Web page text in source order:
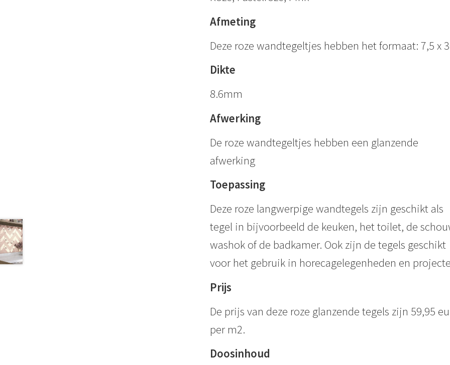
Afmeting
Deze roze wandtegeltjes hebben het formaat: 7,5 x
Dikte
8.6mm
Afwerking
De roze wandtegeltjes hebben een glanzende
afwerking
Toepassing
Deze roze langwerpige wandtegels zijn geschikt als
tegel in bijvoorbeeld de keuken, het toilet, de
washok of de badkamer. Ook zijn de tegels geschikt
voor het gebruik in horecagelegenheden en
Prijs
De prijs van deze roze glanzende tegels zijn 59,95
per m2.
Doosinhoud